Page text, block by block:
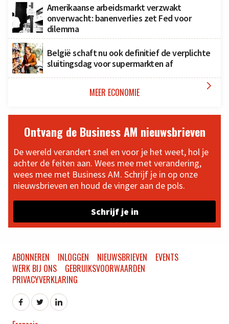
Amerikaanse arbeidsmarkt verzwakt
onverwacht: banenverlies zet Fed voor
dilemma
België schaft nu ook definitief de verplichte
sluitingsdag voor supermarkten af
MEER ECONOMIE 
Ontvang de Business AM nieuwsbrieven
De wereld verandert snel en voor je het weet, hol je
achter de feiten aan. Wees mee met verandering,
wees mee met Business AM. Schrijf je in op onze
nieuwsbrieven en houd de vinger aan de pols.
Schrijf je in
ABONNEREN INLOGGEN NIEUWSBRIEVEN
EVENTS
WERK BIJ ONS
GEBRUIKSVOORWAARDEN
PRIVACYVERKLARING